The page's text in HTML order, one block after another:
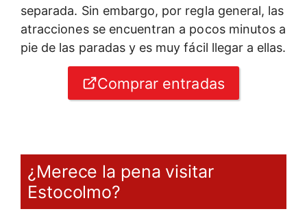
separada. Sin embargo, por regla general, las
atracciones se encuentran a pocos minutos a
pie de las paradas y es muy fácil llegar a ellas.
Comprar entradas
¿Merece la pena visitar
Estocolmo?